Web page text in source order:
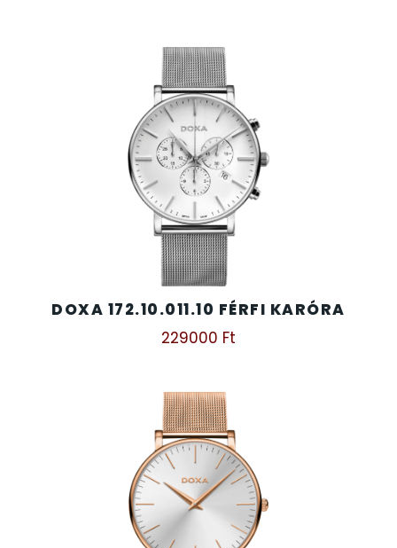
DOXA 172.10.011.10 FÉRFI KARÓRA
229000 Ft